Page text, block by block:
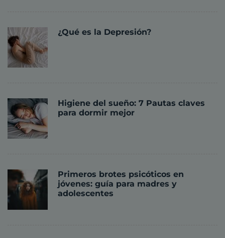
¿Qué es la Depresión?
Higiene del sueño: 7 Pautas claves
para dormir mejor
Primeros brotes psicóticos en
jóvenes: guía para madres y
adolescentes